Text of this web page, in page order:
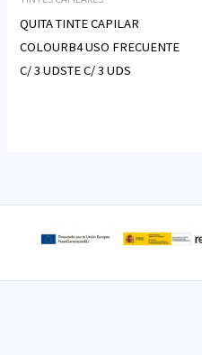
QUITA TINTE CAPILAR
COLOURB4 USO FRECUENTE
C/ 3 UDSTE C/ 3 UDS